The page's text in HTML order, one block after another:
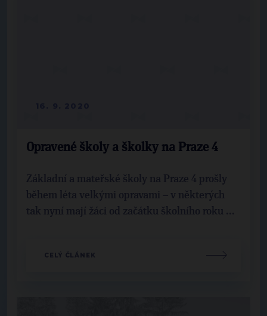
Opravené školy a školky na Praze 4
Základní a mateřské školy na Praze 4 prošly
během léta velkými opravami – v některých
tak nyní mají žáci od začátku školního roku ...
CELÝ ČLÁNEK